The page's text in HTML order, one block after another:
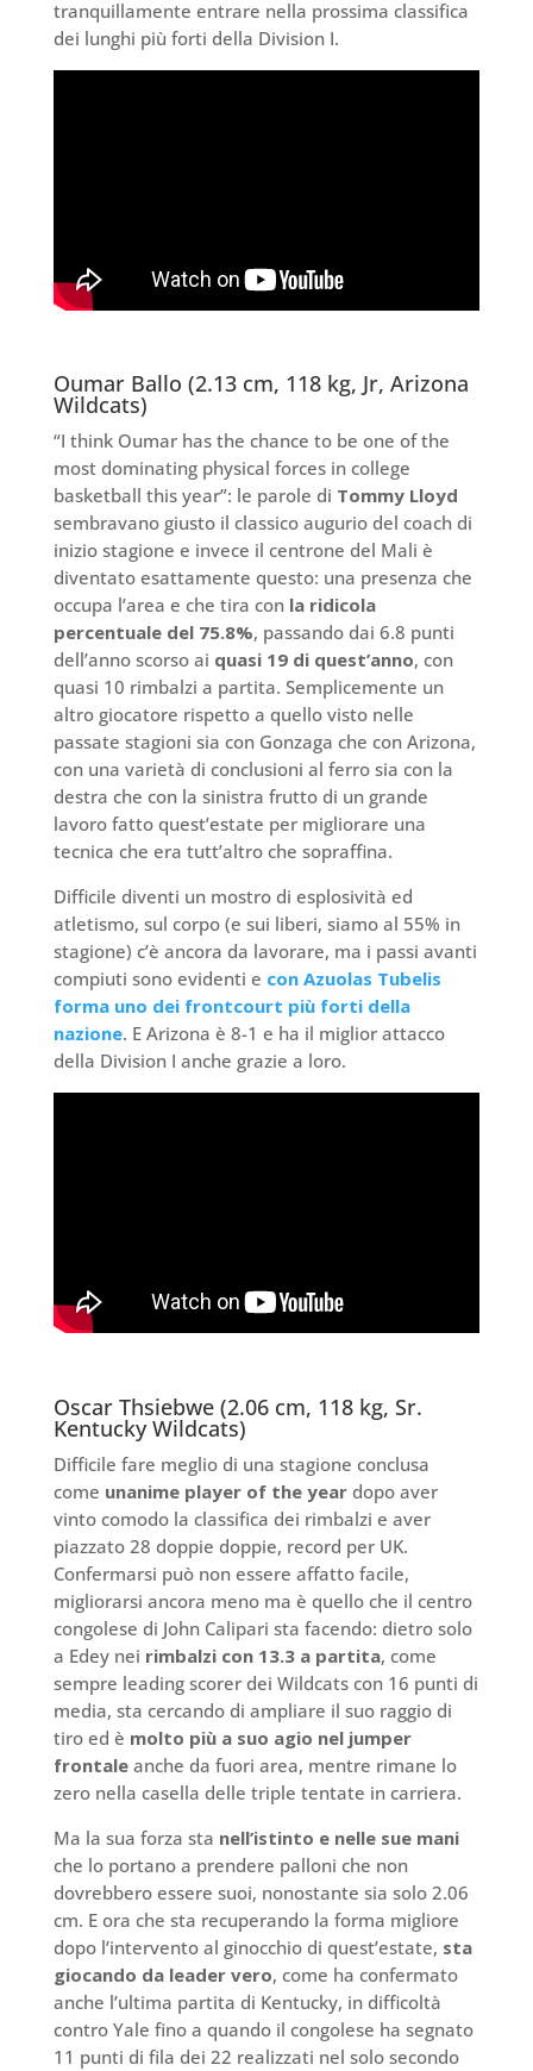
tranquillamente entrare nella prossima classifica
dei lunghi più forti della Division I.
Oumar Ballo (2.13 cm, 118 kg, Jr, Arizona
Wildcats)
“I think Oumar has the chance to be one of the
most dominating physical forces in college
basketball this year”: le parole di Tommy Lloyd
sembravano giusto il classico augurio del coach di
inizio stagione e invece il centrone del Mali è
diventato esattamente questo: una presenza che
occupa l’area e che tira con la ridicola
percentuale del 75.8%, passando dai 6.8 punti
dell’anno scorso ai quasi 19 di quest’anno, con
quasi 10 rimbalzi a partita. Semplicemente un
altro giocatore rispetto a quello visto nelle
passate stagioni sia con Gonzaga che con Arizona,
con una varietà di conclusioni al ferro sia con la
destra che con la sinistra frutto di un grande
lavoro fatto quest’estate per migliorare una
tecnica che era tutt’altro che sopraffina.
Difficile diventi un mostro di esplosività ed
atletismo, sul corpo (e sui liberi, siamo al 55% in
stagione) c’è ancora da lavorare, ma i passi avanti
compiuti sono evidenti e con Azuolas Tubelis
forma uno dei frontcourt più forti della
nazione. E Arizona è 8-1 e ha il miglior attacco
della Division I anche grazie a loro.
Oscar Thsiebwe (2.06 cm, 118 kg, Sr.
Kentucky Wildcats)
Difficile fare meglio di una stagione conclusa
come unanime player of the yeardopo aver
vinto comodo la classifica dei rimbalzi e aver
piazzato 28 doppie doppie, record per UK.
Confermarsi può non essere affatto facile,
migliorarsi ancora meno ma è quello che il centro
congolese di John Calipari sta facendo: dietro solo
a Edey nei rimbalzi con 13.3 a partita, come
sempre leading scorer dei Wildcats con 16 punti di
media, sta cercando di ampliare il suo raggio di
tiro ed è molto più a suo agio nel jumper
frontaleanche da fuori area, mentre rimane lo
zero nella casella delle triple tentate in carriera.
Ma la sua forza sta nell’istinto e nelle sue mani
che lo portano a prendere palloni che non
dovrebbero essere suoi, nonostante sia solo 2.06
cm. E ora che sta recuperando la forma migliore
dopo l’intervento al ginocchio di quest’estate, sta
giocando da leader vero, come ha confermato
anche l’ultima partita di Kentucky, in difficoltà
contro Yale fino a quando il congolese ha segnato
11 punti di fila dei 22 realizzati nel solo secondo